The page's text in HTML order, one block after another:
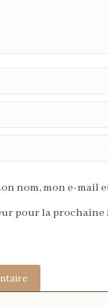
nom, mon e-mail
pour la prochaine